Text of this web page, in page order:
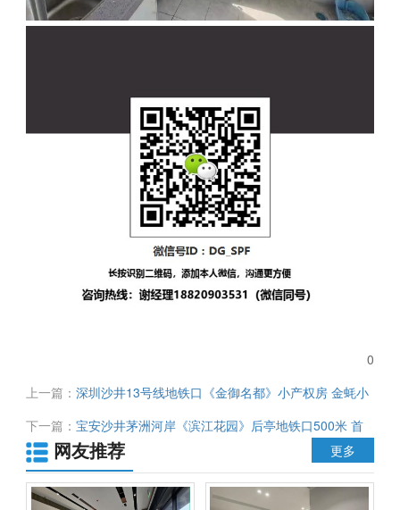
0
上一篇：深圳沙井13号线地铁口《金御名都》小产权房 金蚝小
镇旧改范围内 总价28万一套起 首付3-5成
下一篇：宝安沙井茅洲河岸《滨江花园》后亭地铁口500米 首
付18.8万起 无条件分期5年
网友推荐 更多